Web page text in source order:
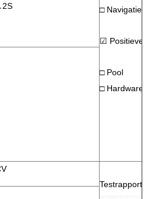
□
☑ Positieve
□ Pool
□
2S
Testrapport: